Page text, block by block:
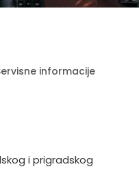
informacije
i prigradskog